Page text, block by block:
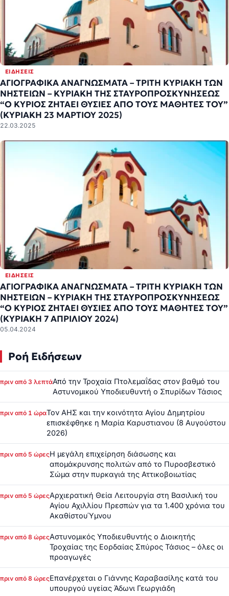
ΕΙΔΉΣΕΙΣ
ΑΓΙΟΓΡΑΦΙΚΑ ΑΝΑΓΝΩΣΜΑΤΑ – ΤΡΙΤΗ ΚΥΡΙΑΚΗ ΤΩΝ
ΝΗΣΤΕΙΩΝ – ΚΥΡΙΑΚΗ ΤΗΣ ΣΤΑΥΡΟΠΡΟΣΚΥΝΗΣΕΩΣ
“Ο ΚΥΡΙΟΣ ΖΗΤΑΕΙ ΘΥΣΙΕΣ ΑΠΟ ΤΟΥΣ ΜΑΘΗΤΕΣ ΤΟΥ”
(ΚΥΡΙΑΚΗ 23 ΜΑΡΤΙΟΥ 2025)
22.03.2025
ΕΙΔΉΣΕΙΣ
ΑΓΙΟΓΡΑΦΙΚΑ ΑΝΑΓΝΩΣΜΑΤΑ – ΤΡΙΤΗ ΚΥΡΙΑΚΗ ΤΩΝ
ΝΗΣΤΕΙΩΝ – ΚΥΡΙΑΚΗ ΤΗΣ ΣΤΑΥΡΟΠΡΟΣΚΥΝΗΣΕΩΣ
“Ο ΚΥΡΙΟΣ ΖΗΤΑΕΙ ΘΥΣΙΕΣ ΑΠΟ ΤΟΥΣ ΜΑΘΗΤΕΣ ΤΟΥ”
(ΚΥΡΙΑΚΗ 7 ΑΠΡΙΛΙΟΥ 2024)
05.04.2024
Ροή Ειδήσεων
πριν από 3 λεπτάΑπό την Τροχαία Πτολεμαΐδας στον βαθμό του
Αστυνομικού Υποδιευθυντή ο Σπυρίδων Τάσιος
πριν από 1 ώραΤον ΑΗΣ και την κοινότητα Αγίου Δημητρίου
επισκέφθηκε η Μαρία Καρυστιανου (8 Αυγούστου
2026)
πριν από 5 ώρεςΗ μεγάλη επιχείρηση διάσωσης και
απομάκρυνσης πολιτών από το Πυροσβεστικό
Σώμα στην πυρκαγιά της Αττικοβοιωτίας
πριν από 5 ώρεςΑρχιερατική Θεία Λειτουργία στη Βασιλική του
Αγίου Αχιλλίου Πρεσπών για τα 1.400 χρόνια του
ΑκαθίστουΎμνου
πριν από 8 ώρεςΑστυνομικός Υποδιευθυντής ο Διοικητής
Τροχαίας της Εορδαίας Σπύρος Τάσιος – όλες οι
προαγωγές
πριν από 8 ώρεςΕπανέρχεται ο Γιάννης Καραβασίλης κατά του
υπουργού υγείας Άδωνι Γεωργιάδη